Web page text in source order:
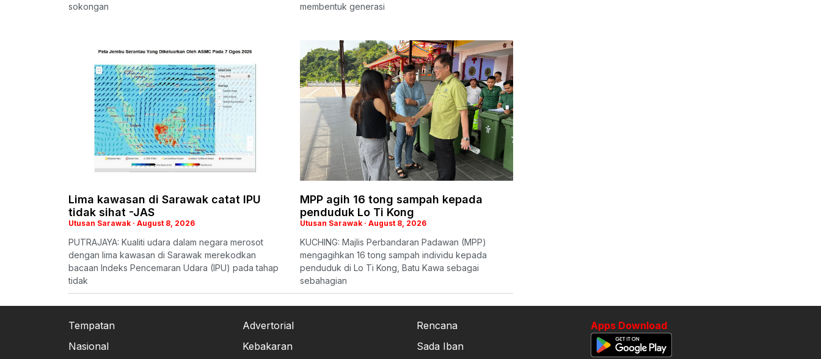
sokongan
membentuk generasi
Lima kawasan di Sarawak catat IPU
tidak sihat -JAS
Utusan Sarawak August 8, 2026
PUTRAJAYA: Kualiti udara dalam negara merosot
dengan lima kawasan di Sarawak merekodkan
bacaan Indeks Pencemaran Udara (IPU) pada tahap
tidak
MPP agih 16 tong sampah kepada
penduduk Lo Ti Kong
Utusan Sarawak August 8, 2026
KUCHING: Majlis Perbandaran Padawan (MPP)
mengagihkan 16 tong sampah individu kepada
penduduk di Lo Ti Kong, Batu Kawa sebagai
sebahagian
Tempatan
Nasional
Advertorial
Kebakaran
Rencana
Sada Iban
Apps Download